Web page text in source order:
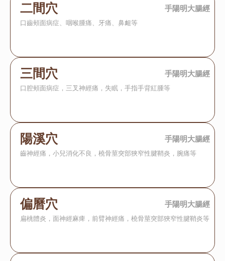
二間穴 手陽明大腸經
口齒頰面病症、咽喉腫痛、牙痛、鼻衄等
三間穴 手陽明大腸經
口腔頰面病症，三叉神經痛，失眠，手指手背紅腫等
陽溪穴 手陽明大腸經
齒神經痛，小兒消化不良，橈骨莖突部狹窄性腱鞘炎，腕痛等
偏曆穴 手陽明大腸經
扁桃體炎，面神經麻痺，前臂神經痛，橈骨莖突部狹窄性腱鞘炎等